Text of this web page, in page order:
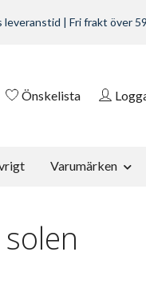
leveranstid | Fri frakt över
Önskelista
Varumärken